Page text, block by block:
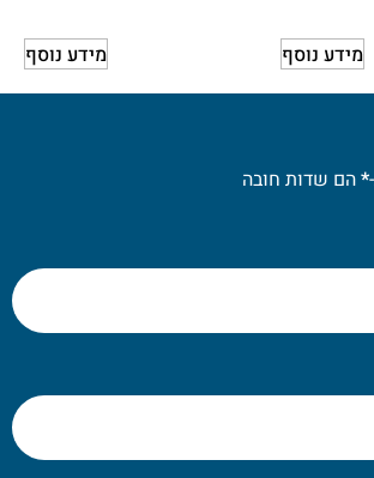
מידע נוסף מידע נוסף
*הם שדות חובה